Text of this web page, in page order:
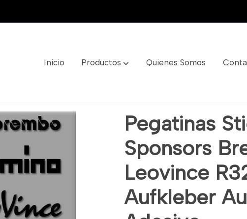
Inicio Productos Quienes Somos
R325 Aufkleber Autocollant Adesivo
Pegatinas
Sponsors
Leovince
Aufkleber